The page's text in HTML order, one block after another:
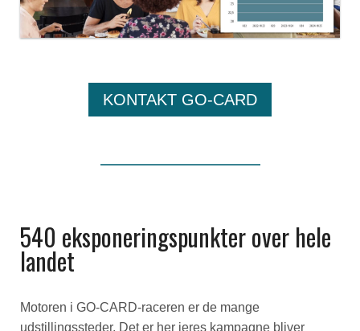
KONTAKT GO-CARD
540 eksponeringspunkter over hele
landet
Motoren i GO-CARD-raceren er de mange
udstillingssteder. Det er her jeres kampagne bliver